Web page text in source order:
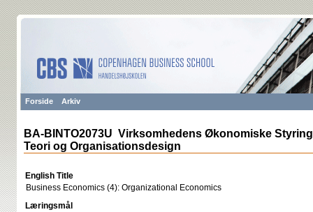
Forside Arkiv
BA-BINTO2073U Virksomhedens Økonomiske
Teori og Organisationsdesign
English Title
Business Economics (4): Organizational Economics
Læringsmål